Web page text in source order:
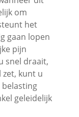
om
het
gaan lopen
pijn
snel draait,
kunt u
geleidelijk